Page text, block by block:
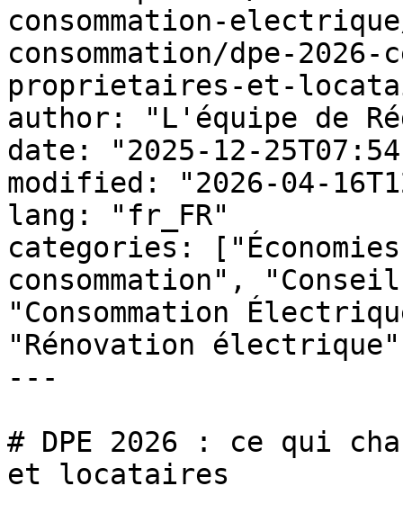
consommation-
consommation/dpe-
proprietaires-et-
author: "L'équipe de
date: "2025-12-
modified: "2026-04-
lang: "fr_FR"
categories:
consommation",
"Consommation
"Rénovation
---
# DPE 2026 : ce qui
et locataires